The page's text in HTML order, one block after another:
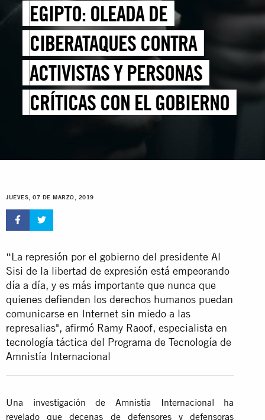
EGIPTO: OLEADA DE
CIBERATAQUES CONTRA
ACTIVISTAS Y PERSONAS
CRÍTICAS CON EL GOBIERNO
JUEVES, 07 DE MARZO, 2019
“La represión por el gobierno del presidente Al
Sisi de la libertad de expresión está empeorando
día a día, y es más importante que nunca que
quienes defienden los derechos humanos puedan
comunicarse en Internet sin miedo a las
represalias", afirmó Ramy Raoof, especialista en
tecnología táctica del Programa de Tecnología de
Amnistía Internacional
Una investigación de Amnistía Internacional ha
revelado que decenas de defensores y defensoras